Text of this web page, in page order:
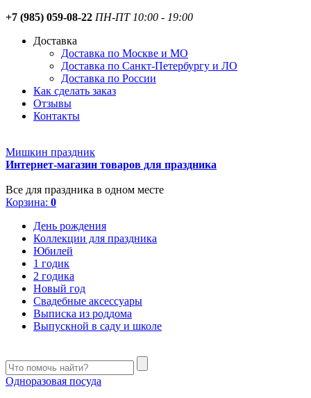
+7 (985) 059-08-22 ПН-ПТ 10:00 - 19:00
Доставка
Доставка по Москве и МО
Доставка по Санкт-Петербургу и ЛО
Доставка по России
Как сделать заказ
Отзывы
Контакты
Мишкин праздник
Интернет-магазин товаров для праздника
Все для праздника в одном месте
Корзина: 0
День рождения
Коллекции для праздника
Юбилей
1 годик
2 годика
Новый год
Свадебные аксессуары
Выписка из роддома
Выпускной в саду и школе
Одноразовая посуда